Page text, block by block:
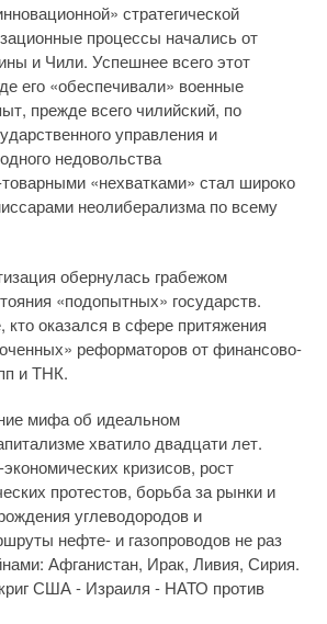
стратегической
процессы начались от
и Чили. Успешнее всего этот
его «обеспечивали» военные
прежде всего чилийский, по
управления и
недовольства
«нехватками» стал широко
неолиберализма по всему
обернулась грабежом
«подопытных» государств.
кто оказался в сфере притяжения
реформаторов от финансово-
и ТНК.
мифа об идеальном
хватило двадцати лет.
кризисов, рост
протестов, борьба за рынки и
углеводородов и
нефте- и газопроводов не раз
Афганистан, Ирак, Ливия, Сирия.
США - Израиля - НАТО против